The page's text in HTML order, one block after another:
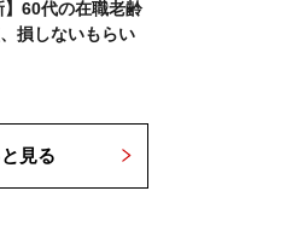
】60代の在職老齢
損しないもらい
見る